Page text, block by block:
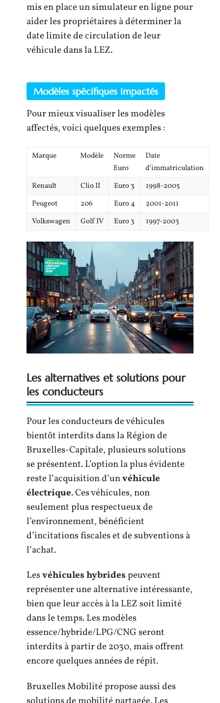
mis en place un simulateur en ligne pour
aider les propriétaires à déterminer la
date limite de circulation de leur
véhicule dans la LEZ.
Modèles spécifiques impactés
Pour mieux visualiser les modèles
affectés, voici quelques exemples :
Marque Modèle
Norme
Euro
Date
d’immatriculation
Renault
Clio II Euro 3
1998-2005
Peugeot
206 Euro 4
2001-2011
Volkswagen
Golf IV Euro 3 1997-2003
Les alternatives et solutions pour
les conducteurs
Pour les conducteurs de véhicules
bientôt interdits dans la Région de
Bruxelles-Capitale, plusieurs solutions
se présentent. L’option la plus évidente
reste l’acquisition d’unvéhicule
électrique. Ces véhicules, non
seulement plus respectueux de
l’environnement, bénéficient
d’incitations fiscales et de subventions à
l’achat.
Lesvéhicules hybridespeuvent
représenter une alternative intéressante,
bien que leur accès à la LEZ soit limité
dans le temps. Les modèles
essence/hybride/LPG/CNG seront
interdits à partir de 2030, mais offrent
encore quelques années de répit.
Bruxelles Mobilité propose aussi des